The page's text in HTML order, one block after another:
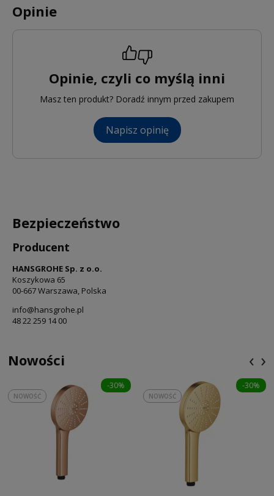
Opinie
Opinie, czyli co myślą inni
Masz ten produkt? Doradź innym przed zakupem
Napisz opinię
Bezpieczeństwo
Producent
HANSGROHE Sp. z o.o.
Koszykowa 65
00-667 Warszawa, Polska
info@hansgrohe.pl
48 22 259 14 00
Nowości
-30%
NOWOŚĆ
-30%
NOWOŚĆ
‹ ›